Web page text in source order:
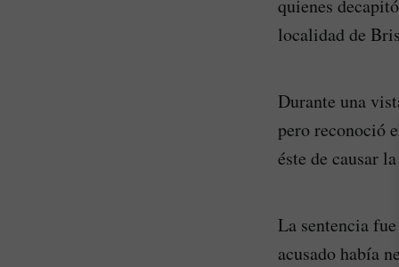
quienes
localidad de
Durante una
pero reconoció
éste de causar
La sentencia
acusado había